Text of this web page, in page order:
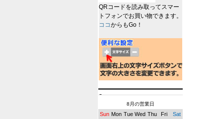
QRコードを読み取ってスマー
トフォンでお買い物できます。
ココからもGo！
8月の営業日
Sun Mon Tue Wed Thu Fri Sat